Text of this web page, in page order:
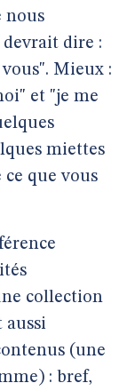
nous
dire :
Mieux :
et "je me
miettes
ce que vous
collection
aussi
(une
: bref,